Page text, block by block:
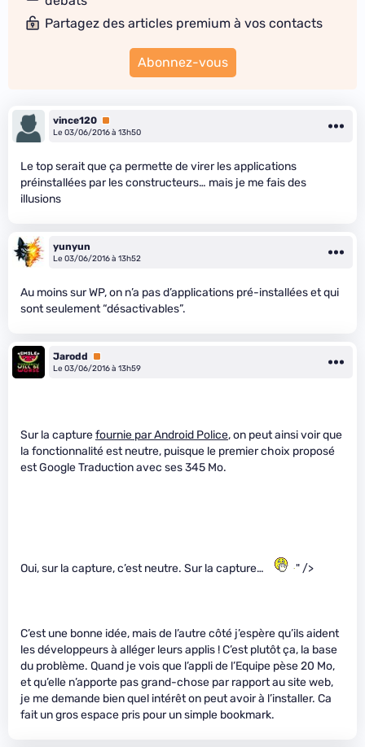
Partagez des articles premium à vos contacts
Abonnez-vous
vince120 Premium
Le 03/06/2016 à 13h50
Le top serait que ça permette de virer les applications
préinstallées par les constructeurs… mais je me fais des
illusions
yunyun
Le 03/06/2016 à 13h52
Au moins sur WP, on n’a pas d’applications pré-installées et qui
sont seulement “désactivables”.
Jarodd
Premium
Le 03/06/2016 à 13h59
Sur la capturefournie par Android Police, on peut ainsi voir que
la fonctionnalité est neutre, puisque le premier choix proposé
est Google Traduction avec ses 345 Mo.
Oui, sur la capture, c’est neutre. Sur la capture… " />
C’est une bonne idée, mais de l’autre côté j’espère qu’ils aident
les développeurs à alléger leurs applis ! C’est plutôt ça, la base
du problème. Quand je vois que l’appli de l’Equipe pèse 20 Mo,
et qu’elle n’apporte pas grand-chose par rapport au site web,
je me demande bien quel intérêt on peut avoir à l’installer. Ca
fait un gros espace pris pour un simple bookmark.